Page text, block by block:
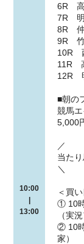
10:00
13:00
6R 高
7R 明
8R 仲
9R 竹
10R
11R
12R
■朝の
競馬
5,000
／
当た
＼
＜買
① 10
（実
② 10
家）